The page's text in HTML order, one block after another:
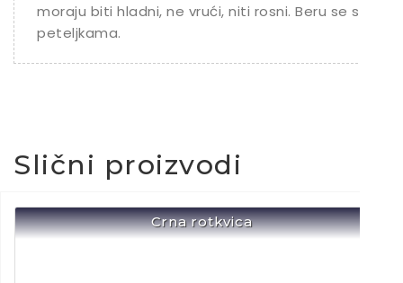
moraju biti hladni, ne vrući, niti rosni. Beru se s
peteljkama.
Slični proizvodi
Crna rotkvica